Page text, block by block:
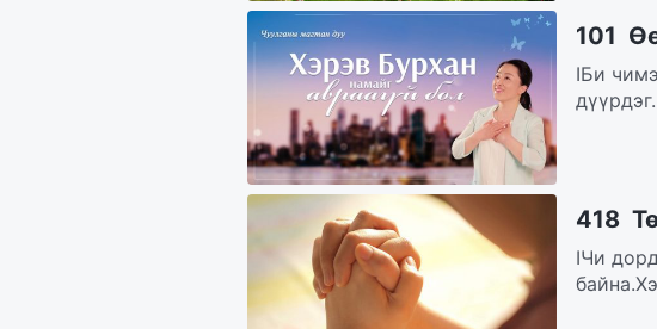
101
IБи
418
IЧи